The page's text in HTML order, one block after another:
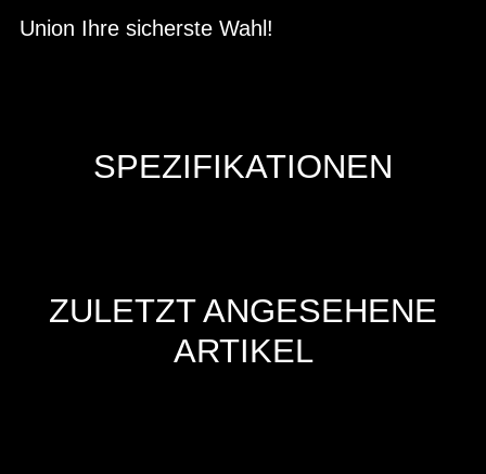
Union Ihre sicherste Wahl!
SPEZIFIKATIONEN
ZULETZT ANGESEHENE
ARTIKEL